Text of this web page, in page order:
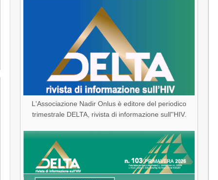
L'Associazione Nadir Onlus è editore del periodico
trimestrale DELTA, rivista di informazione sull''HIV.